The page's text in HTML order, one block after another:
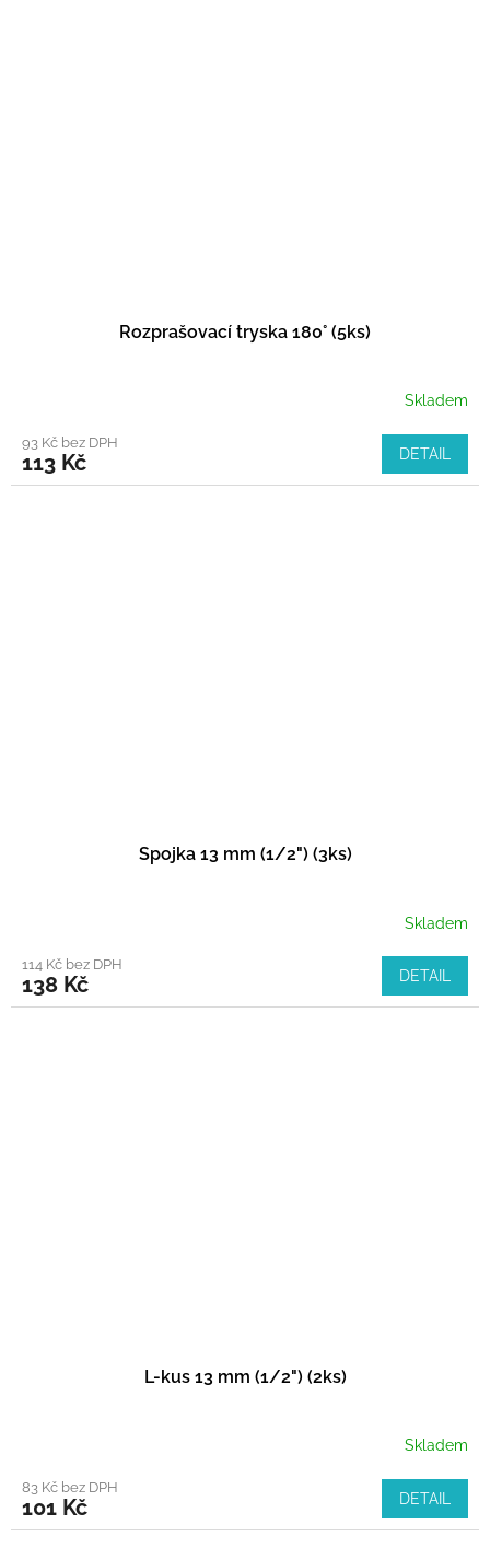
Rozprašovací tryska 180° (5ks)
Skladem
93 Kč bez DPH
113 Kč DETAIL
Spojka 13 mm (1/2") (3ks)
Skladem
114 Kč bez DPH
138 Kč DETAIL
L-kus 13 mm (1/2") (2ks)
Skladem
83 Kč bez DPH
101 Kč DETAIL